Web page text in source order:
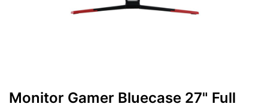
Monitor Gamer Bluecase 27" Full